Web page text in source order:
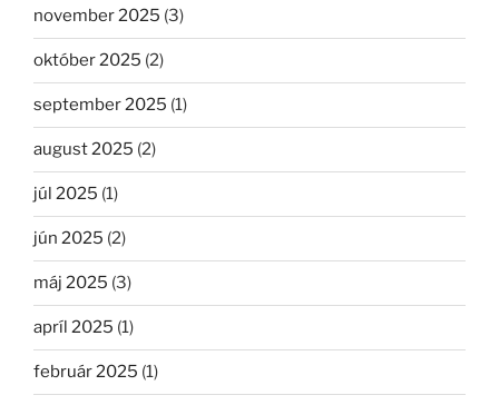
november 2025 (3)
október 2025 (2)
september 2025 (1)
august 2025 (2)
júl 2025 (1)
jún 2025 (2)
máj 2025 (3)
apríl 2025 (1)
február 2025 (1)